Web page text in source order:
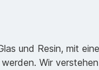
und Resin, mit
Wir